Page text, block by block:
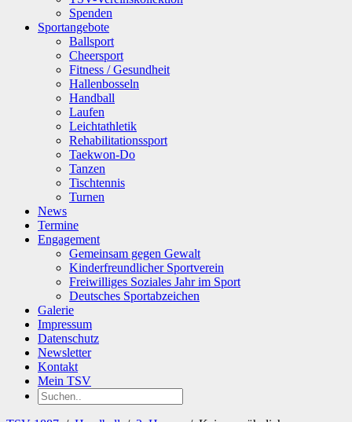
Spenden
Sportangebote
Ballsport
Cheersport
Fitness / Gesundheit
Hallenbosseln
Handball
Laufen
Leichtathletik
Rehabilitationssport
Taekwon-Do
Tanzen
Tischtennis
Turnen
News
Termine
Engagement
Gemeinsam gegen Gewalt
Kinderfreundlicher Sportverein
Freiwilliges Soziales Jahr im Sport
Deutsches Sportabzeichen
Galerie
Impressum
Datenschutz
Newsletter
Kontakt
Mein TSV